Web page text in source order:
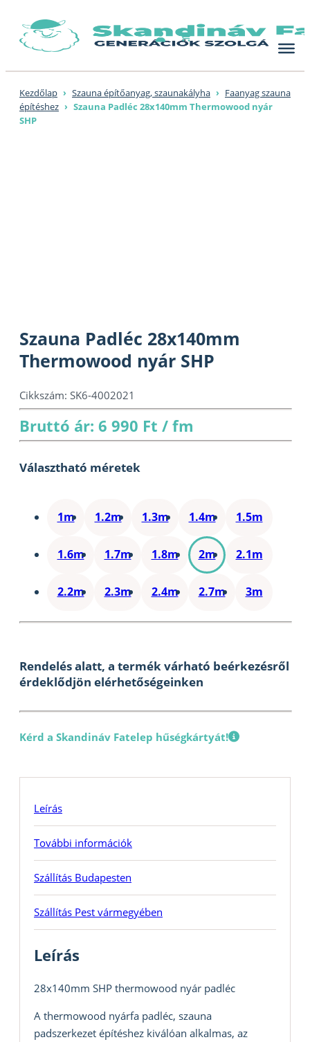
content
Kezdőlap › Szauna építőanyag, szaunakályha › Faanyag szauna
építéshez › Szauna Padléc 28x140mm Thermowood nyár
SHP
Szauna Padléc 28x140mm
Thermowood nyár SHP
Cikkszám: SK6-4002021
Bruttó ár: 6 990 Ft / fm
Választható méretek
1m 1.2m 1.3m 1.4m 1.5m
1.6m 1.7m 1.8m 2m 2.1m
2.2m 2.3m 2.4m 2.7m 3m
Rendelés alatt, a termék várható beérkezésről
érdeklődjön elérhetőségeinken
Kérd a Skandináv Fatelep hűségkártyát!
Leírás
További információk
Szállítás Budapesten
Szállítás Pest vármegyében
Leírás
28x140mm SHP thermowood nyár padléc
A thermowood nyárfa padléc, szauna
padszerkezet építéshez kiválóan alkalmas, az